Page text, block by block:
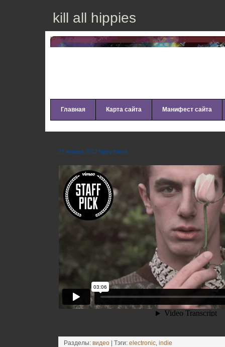
kill all hippies
Главная Карта сайта Манифест сайта
22 января 2012 hippy friend
Разделы: видео | Тэги: electronic, indie